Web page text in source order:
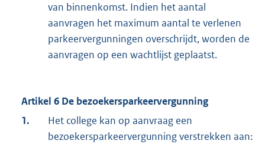
van binnenkomst. Indien het aantal
aanvragen het maximum aantal te verlenen
parkeervergunningen overschrijdt, worden de
aanvragen op een wachtlijst geplaatst.
Artikel 6 De bezoekersparkeervergunning
1.
Het college kan op aanvraag een
bezoekersparkeervergunning verstrekken aan: